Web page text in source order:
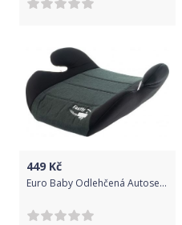
449 Kč
Euro Baby Odlehčená Autosedačka - Podsedák 15-36kg - šedá